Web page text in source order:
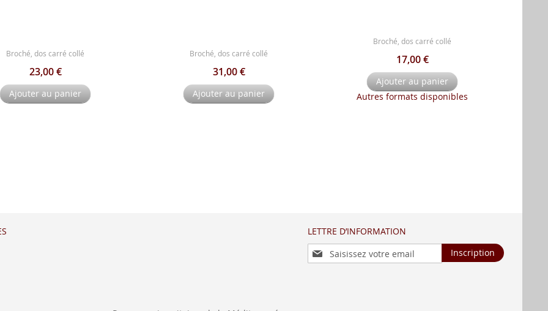
Broché, dos carré collé
23,00 €
Ajouter au panier
Broché, dos carré collé
31,00 €
Ajouter au panier
Broché, dos carré collé
17,00 €
Ajouter au panier
Autres formats disponibles
LETTRE D’INFORMATION
Inscription
à
Inscription